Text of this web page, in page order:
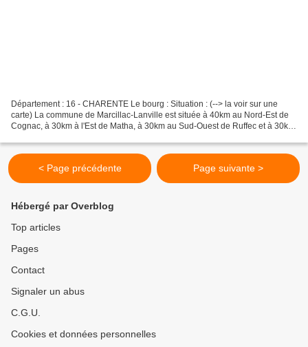
Département : 16 - CHARENTE Le bourg : Situation : (--> la voir sur une
carte) La commune de Marcillac-Lanville est située à 40km au Nord-Est de
Cognac, à 30km à l'Est de Matha, à 30km au Sud-Ouest de Ruffec et à 30km
< Page précédente Page suivante >
Hébergé par Overblog
Top articles
Pages
Contact
Signaler un abus
C.G.U.
Cookies et données personnelles